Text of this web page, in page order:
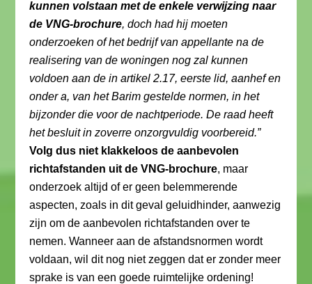
kunnen volstaan met de enkele verwijzing naar
de VNG-brochure, doch had hij moeten
onderzoeken of het bedrijf van appellante na de
realisering van de woningen nog zal kunnen
voldoen aan de in artikel 2.17, eerste lid, aanhef en
onder a, van het Barim gestelde normen, in het
bijzonder die voor de nachtperiode. De raad heeft
het besluit in zoverre onzorgvuldig voorbereid.”
Volg dus niet klakkeloos de aanbevolen
richtafstanden uit de VNG-brochure, maar
onderzoek altijd of er geen belemmerende
aspecten, zoals in dit geval geluidhinder, aanwezig
zijn om de aanbevolen richtafstanden over te
nemen. Wanneer aan de afstandsnormen wordt
voldaan, wil dit nog niet zeggen dat er zonder meer
sprake is van een goede ruimtelijke ordening!